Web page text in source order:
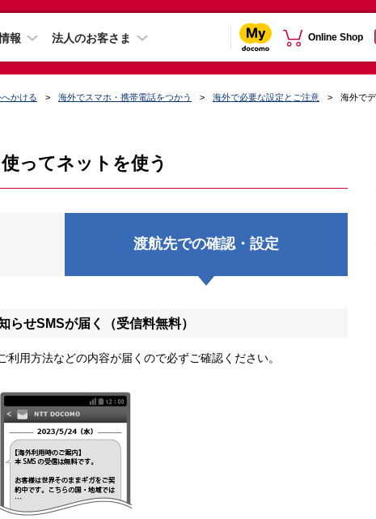
報 法人のお客さま Online Shop
かける 海外でスマホ・携帯電話をつかう 海外で必要な設定とご注意 海外で
ってネットを使う
渡航先での確認・設定
らせSMSが届く（受信料無料）
用方法などの内容が届くので必ずご確認ください。